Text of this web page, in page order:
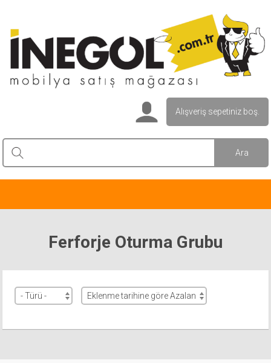
Alışveriş sepetiniz boş.
Ferforje Oturma Grubu